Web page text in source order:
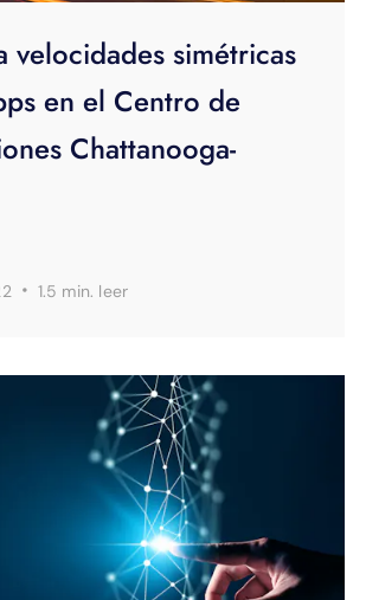
velocidades simétricas
en el Centro de
Chattanooga-
· 1.5 min. leer